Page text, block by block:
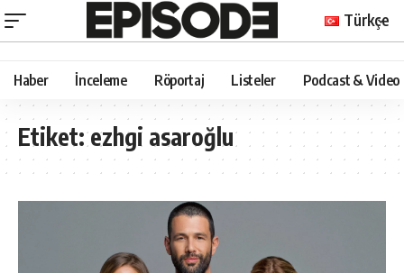
Türkçe
Haber İnceleme Röportaj Listeler Podcast & Video
Etiket:ezhgi asaroğlu